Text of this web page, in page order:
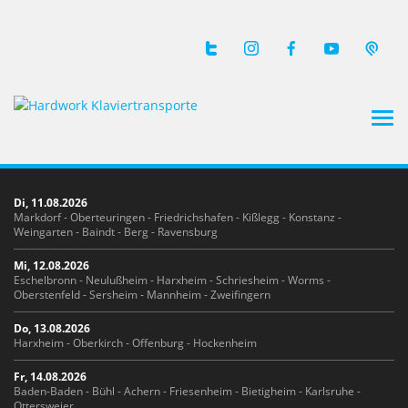
Di, 11.08.2026
Markdorf - Oberteuringen - Friedrichshafen - Kißlegg - Konstanz -
Weingarten - Baindt - Berg - Ravensburg
Mi, 12.08.2026
Eschelbronn - Neulußheim - Harxheim - Schriesheim - Worms -
Oberstenfeld - Sersheim - Mannheim - Zweifingern
Do, 13.08.2026
Harxheim - Oberkirch - Offenburg - Hockenheim
Fr, 14.08.2026
Baden-Baden - Bühl - Achern - Friesenheim - Bietigheim - Karlsruhe -